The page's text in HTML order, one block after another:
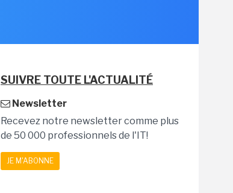
SUIVRE TOUTE L'ACTUALITÉ
Newsletter
Recevez notre newsletter comme plus
de 50 000 professionnels de l'IT!
JE M'ABONNE